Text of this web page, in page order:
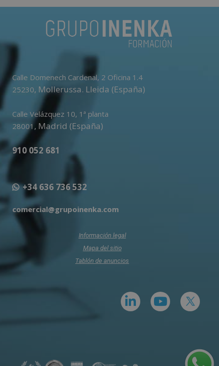
Calle Domenech Cardenal, 2 Oficina 1.4
25230, Mollerussa. Lleida (España)
Calle Velázquez 10, 1ª planta
28001, Madrid (España)
910 052 681
+34 636 736 532
comercial@grupoinenka.com
Información legal
Mapa del sitio
Tablón de anuncios